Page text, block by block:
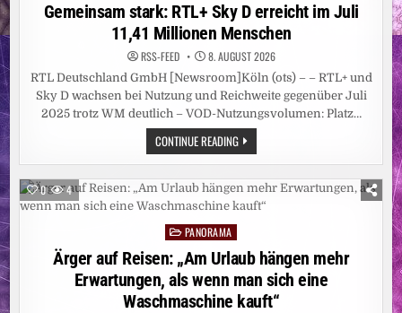
in
Gemeinsam stark: RTL+ Sky D erreicht im Juli
11,41 Millionen Menschen
RSS-FEED 8. AUGUST 2026
RTL Deutschland GmbH [Newsroom]Köln (ots) – – RTL+ und
Sky D wachsen bei Nutzung und Reichweite gegenüber Juli
2025 trotz WM deutlich – VOD-Nutzungsvolumen: Platz…
CONTINUE READINGGEMEINSAM
STARK:
RTL+
D
ERREICHT
IM
MENSCHEN
0 4
PostedPANORAMA
Ärger auf Reisen: „Am Urlaub hängen mehr
Erwartungen, als wenn man sich eine
Waschmaschine kauft“